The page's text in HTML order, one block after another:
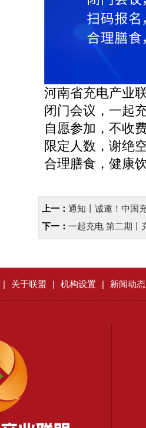
河南省充电产业
闭门会议，一起
自愿参加，不收
限定人数，谢绝
合理膳食，健康
上一： 通知丨诚邀！中国
下一： 一起充电 第二期丨
| 关于联盟 | 机构设置 | 新闻动态